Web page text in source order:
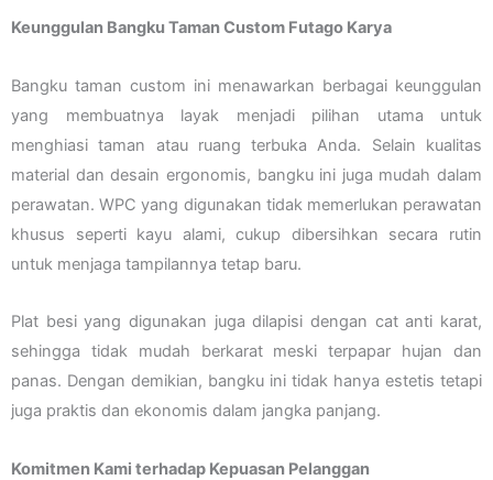
Keunggulan Bangku Taman Custom Futago Karya
Bangku taman custom ini menawarkan berbagai keunggulan
yang membuatnya layak menjadi pilihan utama untuk
menghiasi taman atau ruang terbuka Anda. Selain kualitas
material dan desain ergonomis, bangku ini juga mudah dalam
perawatan. WPC yang digunakan tidak memerlukan perawatan
khusus seperti kayu alami, cukup dibersihkan secara rutin
untuk menjaga tampilannya tetap baru.
Plat besi yang digunakan juga dilapisi dengan cat anti karat,
sehingga tidak mudah berkarat meski terpapar hujan dan
panas. Dengan demikian, bangku ini tidak hanya estetis tetapi
juga praktis dan ekonomis dalam jangka panjang.
Komitmen Kami terhadap Kepuasan Pelanggan